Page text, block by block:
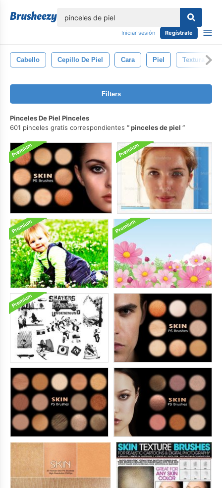
Iniciar sesión Regístrate
Cabello Cepillo De Piel Cara Piel Textura
Filters
Pinceles De Piel Pinceles
601 pinceles gratis correspondientes
pinceles de piel